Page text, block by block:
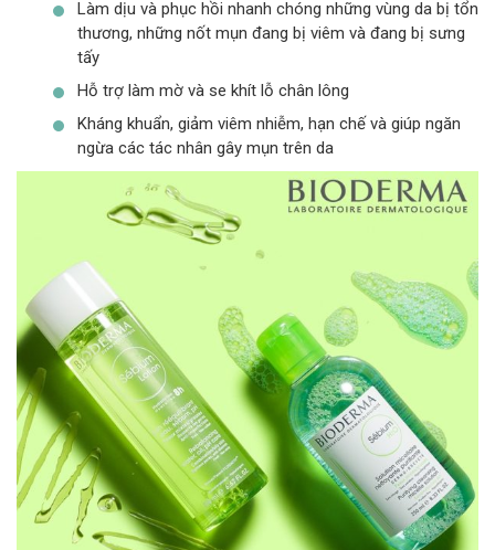
Làm dịu và phục hồi nhanh chóng những vùng da bị tổn
thương, những nốt mụn đang bị viêm và đang bị sưng
tấy
Hỗ trợ làm mờ và se khít lỗ chân lông
Kháng khuẩn, giảm viêm nhiễm, hạn chế và giúp ngăn
ngừa các tác nhân gây mụn trên da